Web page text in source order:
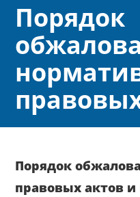
Порядок
Порядок
правовых актов